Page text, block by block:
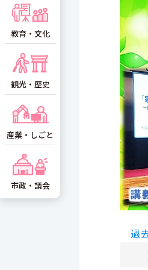
過
教育・文化
観光・歴史
産業・しごと
市政・議会